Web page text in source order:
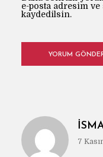
e-posta adresim ve
kaydedilsin.
7